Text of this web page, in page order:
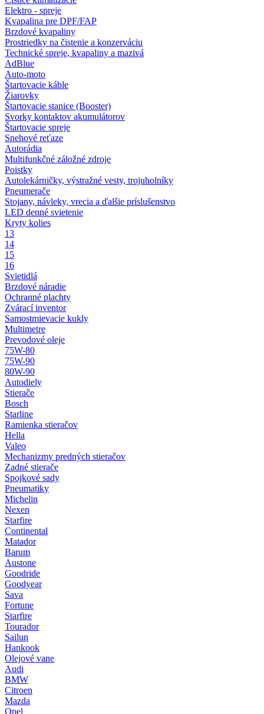
Elektro - spreje
Kvapalina pre DPF/FAP
Brzdové kvapaliny
Prostriedky na čistenie a konzerváciu
Technické spreje, kvapaliny a mazivá
AdBlue
Auto-moto
Štartovacie káble
Žiarovky
Štartovacie stanice (Booster)
Svorky kontaktov akumulátorov
Štartovacie spreje
Snehové reťaze
Autorádia
Multifunkčné záložné zdroje
Poistky
Autolekárničky, výstražné vesty, trojuholníky
Pneumerače
Stojany, návleky, vrecia a ďalšie príslušenstvo
LED denné svietenie
Kryty kolies
13
14
15
16
Svietidlá
Brzdové náradie
Ochranné plachty
Zvárací inventor
Samostmievacie kukly
Multimetre
Prevodové oleje
75W-80
75W-90
80W-90
Autodiely
Stierače
Bosch
Starline
Ramienka stieračov
Hella
Valeo
Mechanizmy predných stieračov
Zadné stierače
Spojkové sady
Pneumatiky
Michelin
Nexen
Starfire
Continental
Matador
Barum
Austone
Goodride
Goodyear
Sava
Fortune
Starfire
Tourador
Sailun
Hankook
Olejové vane
Audi
BMW
Citroen
Mazda
Opel